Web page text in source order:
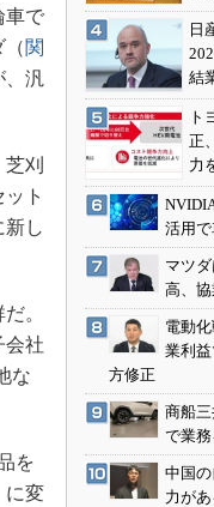
車で
（関
汎
刈
ト
し
。
会社
な
を
に変
日
結
ト
正
力
活用
マツ
高、
電動
業利
方修正
商船三
で業
中国
力が